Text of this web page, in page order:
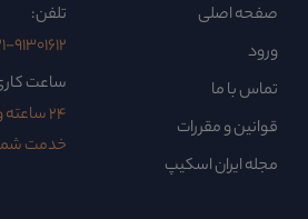
صفحه اصلی
ورود
تماس با ما
قوانین و مقررات
مجله ایران اسکیپ
تلفن:
91301612
ساعت
24
خدمت